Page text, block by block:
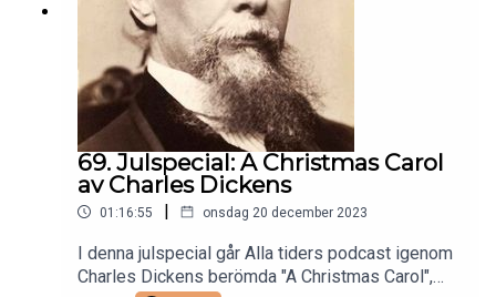
69. Julspecial: A Christmas Carol
av Charles Dickens
01:16:55 | onsdag 20 december 2023
I denna julspecial går Alla tiders podcast igenom
Charles Dickens berömda "A Christmas Carol",